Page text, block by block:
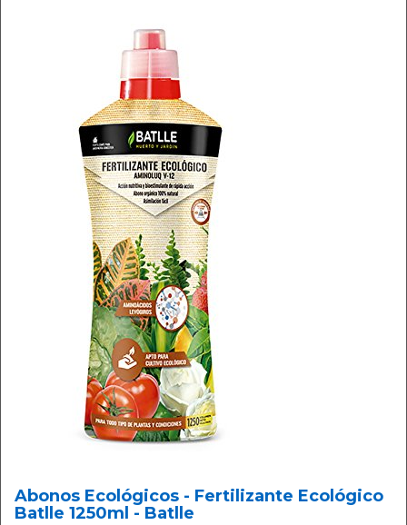
Abonos Ecológicos - Fertilizante Ecológico
Batlle 1250ml - Batlle